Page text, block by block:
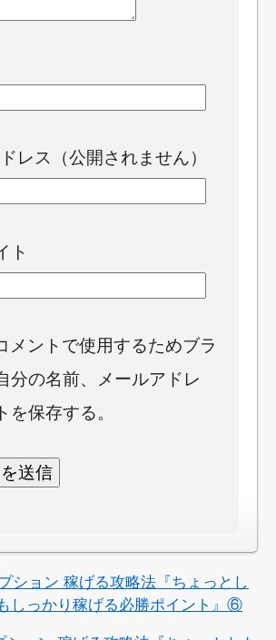
レス（公開されません）
ト
メントで使用するためブラ
分の名前、メールアドレ
を保存する。
ション 稼げる攻略法『ちょっとし
しっかり稼げる必勝ポイント』⑥